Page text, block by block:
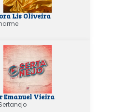
Lis Oliveira
Emanuel Vieira